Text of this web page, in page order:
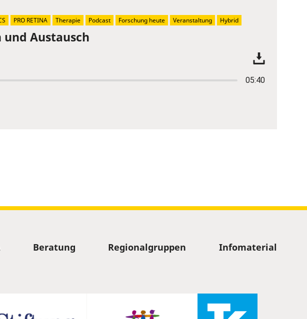
Austausch
05:40
PRO RETINA Therapie Podcast Forschung heute Veranstaltung Hybrid
Beratung Regionalgruppen Infomaterial